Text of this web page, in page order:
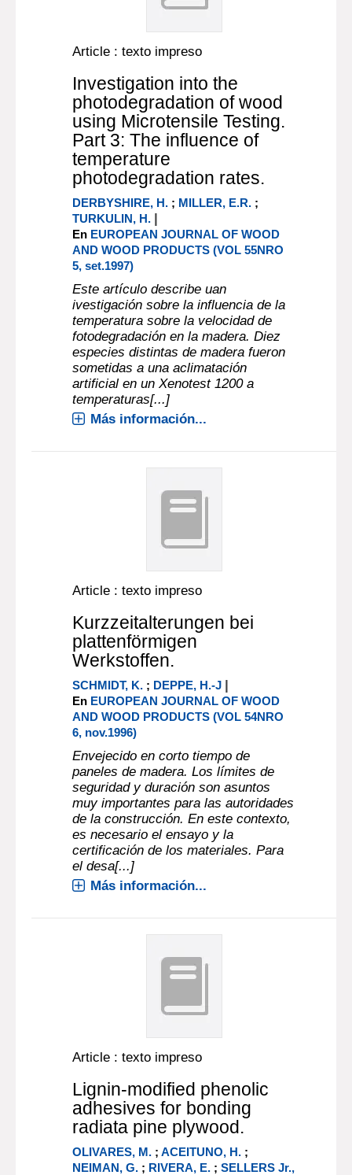
Article : texto impreso
Investigation into the
photodegradation of wood
using Microtensile Testing.
Part 3: The influence of
temperature
photodegradation rates.
DERBYSHIRE, H. ; MILLER, E.R. ;
TURKULIN, H. |
En EUROPEAN JOURNAL OF WOOD
AND WOOD PRODUCTS (VOL 55NRO
5, set.1997)
Este artículo describe uan
ivestigación sobre la influencia de la
temperatura sobre la velocidad de
fotodegradación en la madera. Diez
especies distintas de madera fueron
sometidas a una aclimatación
artificial en un Xenotest 1200 a
temperaturas[...]
Más información...
Article : texto impreso
Kurzzeitalterungen bei
plattenförmigen
Werkstoffen.
SCHMIDT, K. ; DEPPE, H.-J |
En EUROPEAN JOURNAL OF WOOD
AND WOOD PRODUCTS (VOL 54NRO
6, nov.1996)
Envejecido en corto tiempo de
paneles de madera. Los límites de
seguridad y duración son asuntos
muy importantes para las autoridades
de la construcción. En este contexto,
es necesario el ensayo y la
certificación de los materiales. Para
el desa[...]
Más información...
Article : texto impreso
Lignin-modified phenolic
adhesives for bonding
radiata pine plywood.
OLIVARES, M. ;ACEITUNO, H. ;
NEIMAN, G. ; RIVERA, E. ;SELLERS Jr.,